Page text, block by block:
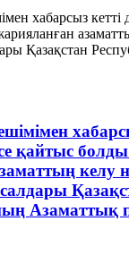
хабарсыз кетті
Қазақстан
қайтыс
келу
Азаматтық